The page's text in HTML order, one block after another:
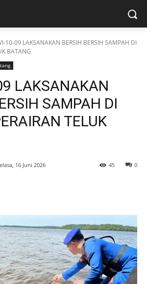
10-09 LAKSANAKAN BERSIH BERSIH SAMPAH DI
BATANG
LAKSANAKAN
SAMPAH DI
TELUK
16 Juni 2026 0
45